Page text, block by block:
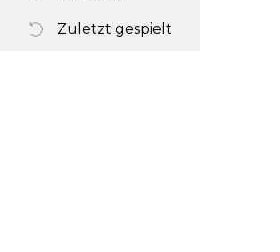
Zuletzt gespielt